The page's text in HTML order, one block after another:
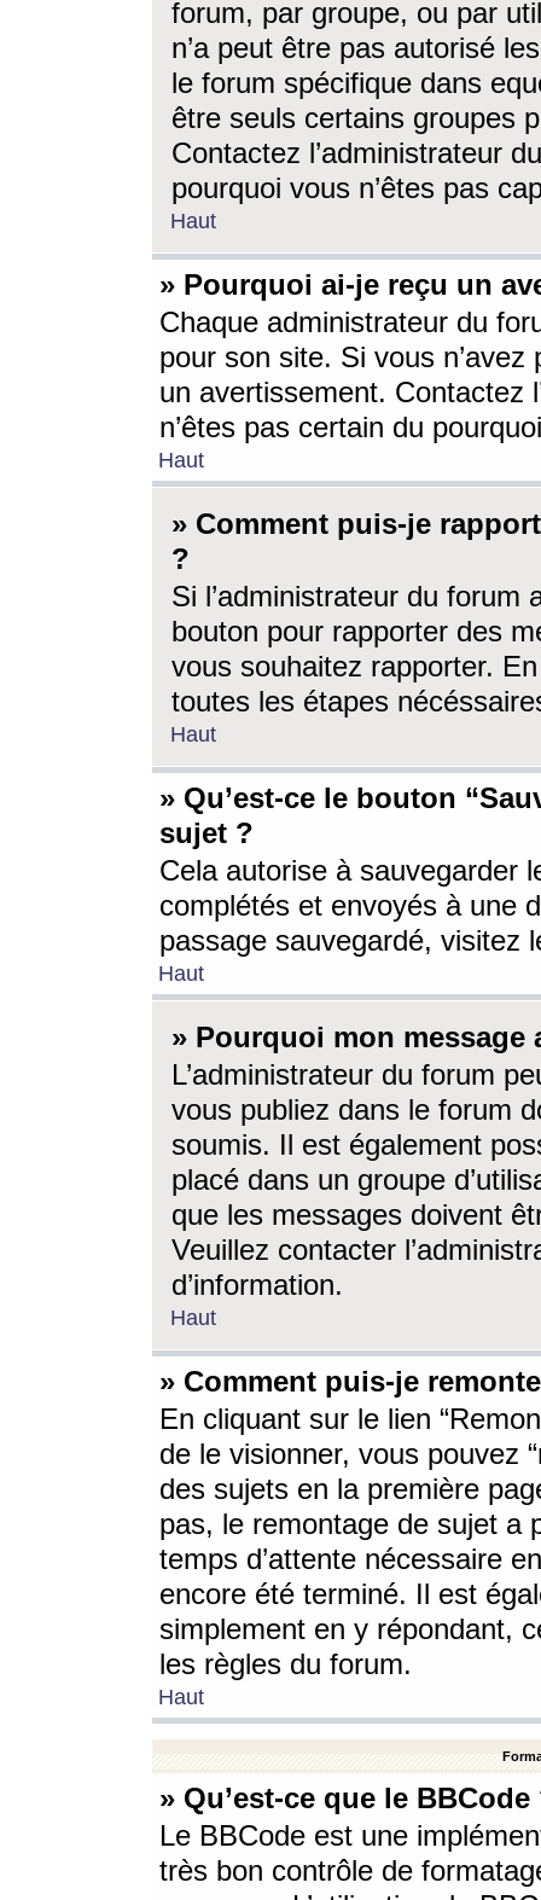
forum, par groupe, ou par
n’a peut être pas autorisé
le forum spécifique dans
être seuls certains groupes
Contactez l’administrateur
pourquoi vous n’êtes pas
Haut
» Pourquoi ai-je reçu un
Chaque administrateur du
pour son site. Si vous
un avertissement. Contactez
n’êtes pas certain du
Haut
» Comment puis-je
?
Si l’administrateur du forum
bouton pour rapporter des
vous souhaitez rapporter.
toutes les étapes
Haut
» Qu’est-ce le bouton
sujet ?
Cela autorise à sauvegarder
complétés et envoyés à une
passage sauvegardé, visitez
Haut
» Pourquoi mon message
L’administrateur du forum
vous publiez dans le forum
soumis. Il est également
placé dans un groupe
que les messages doivent
Veuillez contacter
d’information.
Haut
» Comment puis-je
En cliquant sur le lien
de le visionner, vous pouvez
des sujets en la première
pas, le remontage de sujet a
temps d’attente nécessaire
encore été terminé. Il est
simplement en y répondant,
les règles du forum.
Haut
» Qu’est-ce que le BBCode
Le BBCode est une
très bon contrôle de